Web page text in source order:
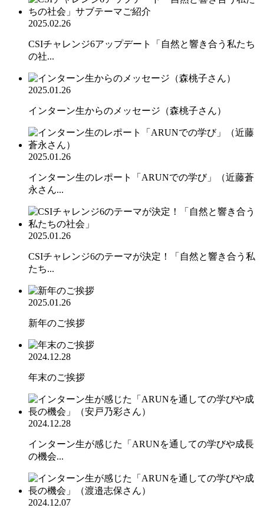
2025.02.26
CSIチャレンジ6アップデート「自然と響き合う私たち
の社...
2025.01.26
インターン生からのメッセージ（森桃子さん）
2025.01.26
インターン生のレポート「ARUNでの学び」（近藤蒼
永さん...
2025.01.26
CSIチャレンジ6のテーマが決定！「自然と響き合う私
たち...
2025.01.26
新年のご挨拶
2024.12.28
年末のご挨拶
2024.12.28
インターン生が感じた「ARUNを通しての学びや成長
の機会...
2024.12.07